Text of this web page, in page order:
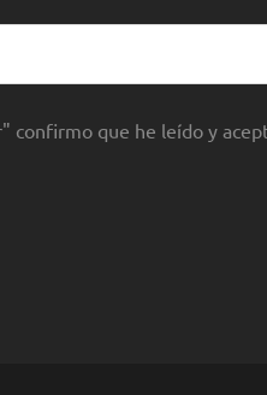
confirmo que he leído y